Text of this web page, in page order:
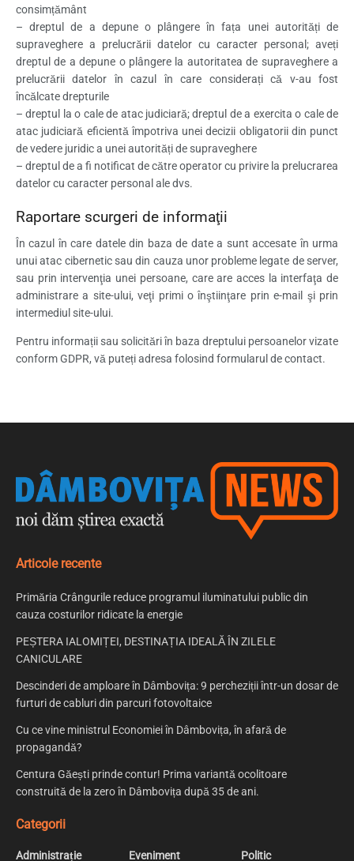
consimțământ
– dreptul de a depune o plângere în fața unei autorități de
supraveghere a prelucrării datelor cu caracter personal; aveți
dreptul de a depune o plângere la autoritatea de supraveghere a
prelucrării datelor în cazul în care considerați că v-au fost
încălcate drepturile
– dreptul la o cale de atac judiciară; dreptul de a exercita o cale de
atac judiciară eficientă împotriva unei decizii obligatorii din punct
de vedere juridic a unei autorități de supraveghere
– dreptul de a fi notificat de către operator cu privire la prelucrarea
datelor cu caracter personal ale dvs.
Raportare scurgeri de informaţii
În cazul în care datele din baza de date a sunt accesate în urma
unui atac cibernetic sau din cauza unor probleme legate de server,
sau prin intervenţia unei persoane, care are acces la interfaţa de
administrare a site-ului, veţi primi o înştiinţare prin e-mail şi prin
intermediul site-ului.
Pentru informații sau solicitări în baza dreptului persoanelor vizate
conform GDPR, vă puteți adresa folosind formularul de contact.
Articole recente
Primăria Crângurile reduce programul iluminatului public din
cauza costurilor ridicate la energie
PEȘTERA IALOMIȚEI, DESTINAȚIA IDEALĂ ÎN ZILELE
CANICULARE
Descinderi de amploare în Dâmbovița: 9 percheziții într-un dosar de
furturi de cabluri din parcuri fotovoltaice
Cu ce vine ministrul Economiei în Dâmbovița, în afară de
propagandă?
Centura Găești prinde contur! Prima variantă ocolitoare
construită de la zero în Dâmbovița după 35 de ani.
Categorii
Administrație Eveniment Politic